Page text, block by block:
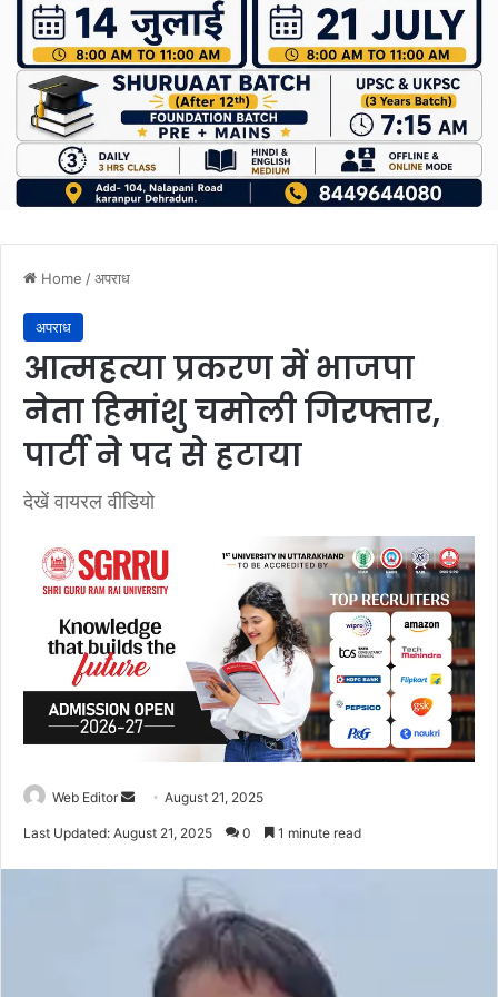
Home /अपराध
अपराध
आत्महत्या प्रकरण में भाजपा
नेता हिमांशु चमोली गिरफ्तार,
पार्टी ने पद से हटाया
देखें वायरल वीडियो
Web Editor August 21, 2025
Last Updated: August 21, 2025 0 1 minute read